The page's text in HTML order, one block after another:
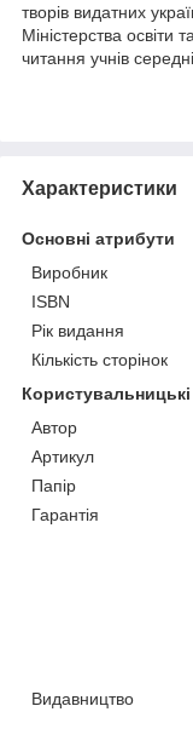
творів видатних
Міністерства освіти
читання учнів
Характеристики
Основні атрибути
Виробник
ISBN
Рік видання
Кількість сторінок
Автор
Артикул
Папір
Гарантія
Видавництво